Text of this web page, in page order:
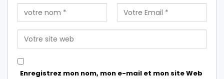
Enregistrez mon nom, mon e-mail et mon site Web